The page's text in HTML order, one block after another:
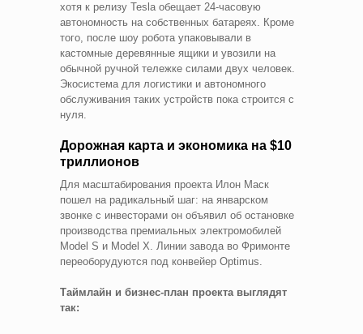
хотя к релизу Tesla обещает 24-часовую
автономность на собственных батареях. Кроме
того, после шоу робота упаковывали в
кастомные деревянные ящики и увозили на
обычной ручной тележке силами двух человек.
Экосистема для логистики и автономного
обслуживания таких устройств пока строится с
нуля.
Дорожная карта и экономика на $10
триллионов
Для масштабирования проекта Илон Маск
пошел на радикальный шаг: на январском
звонке с инвесторами он объявил об остановке
производства премиальных электромобилей
Model S и Model X. Линии завода во Фримонте
переоборудуются под конвейер Optimus.
Таймлайн и бизнес-план проекта выглядят
так: